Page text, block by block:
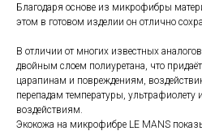
Благодаря основе из микрофибры
этом в готовом изделии он отлично
В отличии от многих известных
двойным слоем полиуретана, что
царапинам и повреждениям,
перепадам температуры,
воздействиям.
Экокожа на микрофибре LE MANS